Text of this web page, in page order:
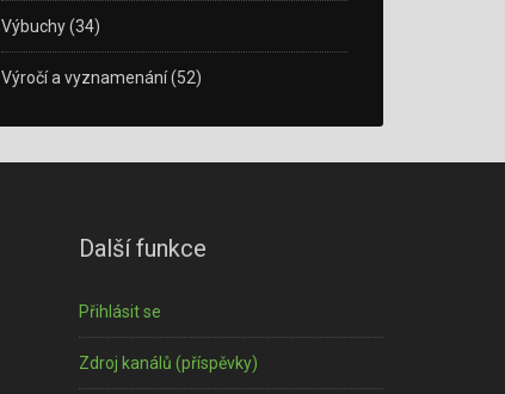
Výbuchy(34)
Výročí a vyznamenání(52)
Další funkce
Přihlásit se
Zdroj kanálů (příspěvky)